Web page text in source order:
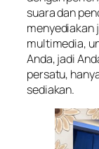
suara dan
menyediakan
multimedia,
Anda, jadi
persatu,
sediakan.